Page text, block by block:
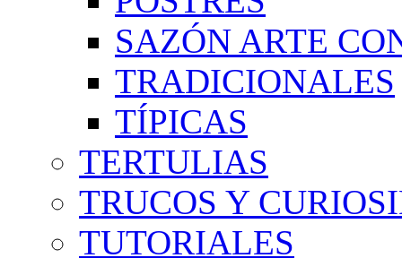
SAZÓN ARTE
TRADICIONALES
TÍPICAS
TERTULIAS
TRUCOS Y
TUTORIALES